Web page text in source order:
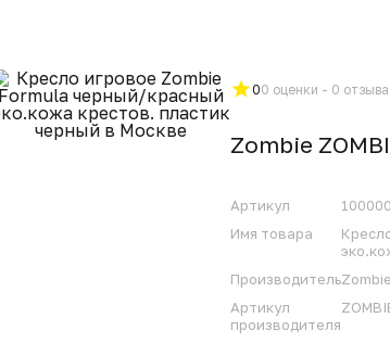
00 оценки - 0 отзыва
Zombie
Артикул
Имя товара
ПроизводительZombie
Артикул
производителя